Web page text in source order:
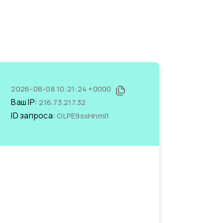
2026-08-08 10:21:24 +0000
Ваш IP:216.73.217.32
ID запроса:OLPE9sxHnmI1